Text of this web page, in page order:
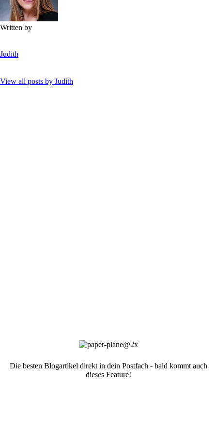
Written by
Judith
View all posts by Judith
Die besten Blogartikel direkt in dein Postfach - bald kommt auch
dieses Feature!